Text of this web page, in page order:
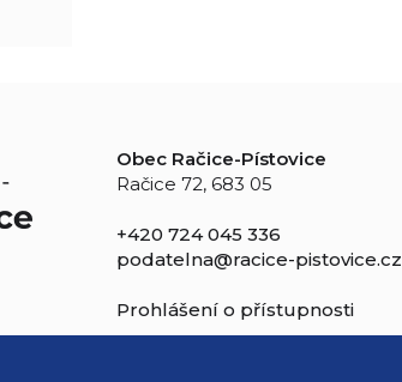
Obec Račice-Pístovice
Račice 72, 683 05
+420 724 045 336
podatelna@racice-pistovice.cz
Prohlášení o přístupnosti